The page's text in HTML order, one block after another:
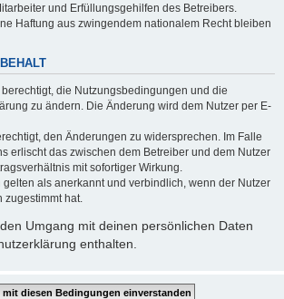
und Erfüllungsgehilfen des Betreibers.
Haftung aus zwingendem nationalem Recht bleiben
berechtigt, die Nutzungsbedingungen und die
zu ändern. Die Änderung wird dem Nutzer per E-
den Änderungen zu widersprechen. Im Falle
erlischt das zwischen dem Betreiber und dem Nutzer
mit sofortiger Wirkung.
gelten als anerkannt und verbindlich, wenn der Nutzer
zugestimmt hat.
Umgang mit deinen persönlichen Daten
enthalten.